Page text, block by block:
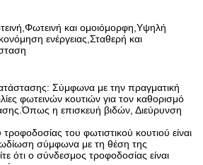
και ομοιόμορφη,Υψηλή
ενέργειας,Σταθερή και
Σύμφωνα με την πραγματική
φωτεινών κουτιών για τον καθορισμό
η επισκευή βιδών, Διεύρυνση
του φωτιστικού κουτιού είναι
σύμφωνα με τη θέση της
ότι ο σύνδεσμος τροφοδοσίας είναι